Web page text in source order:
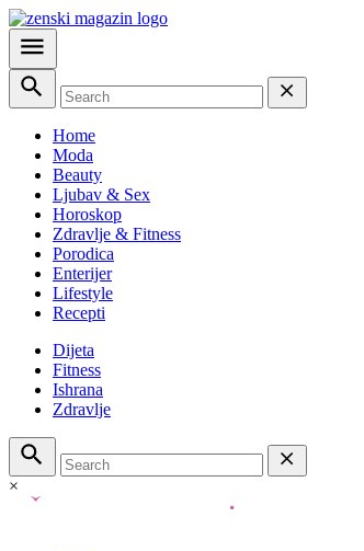
Home
Moda
Beauty
Ljubav & Sex
Horoskop
Zdravlje & Fitness
Porodica
Enterijer
Lifestyle
Recepti
Dijeta
Fitness
Ishrana
Zdravlje
×